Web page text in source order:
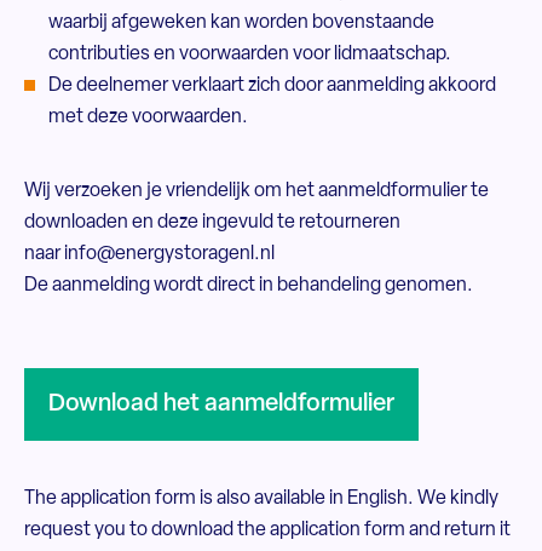
waarbij afgeweken kan worden bovenstaande
contributies en voorwaarden voor lidmaatschap.
De deelnemer verklaart zich door aanmelding akkoord
met deze voorwaarden.
Wij verzoeken je vriendelijk om hetaanmeldformulierte
downloaden en deze ingevuld te retourneren
naar info@energystoragenl.nl
De aanmelding wordt direct in behandeling genomen.
Download het aanmeldformulier
The application form is also available in English. We kindly
request you to download theapplication form and return it